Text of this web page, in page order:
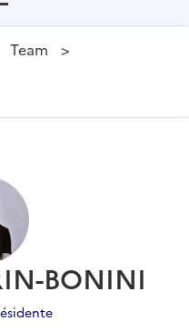
Team
>
BONINI